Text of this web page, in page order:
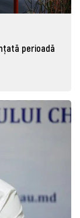
perioadă